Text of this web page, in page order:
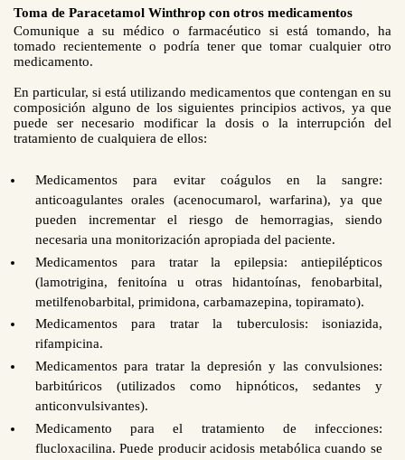
Toma de Paracetamol Winthrop con otros medicamentos
Comunique a su médico o farmacéutico si está tomando, ha
tomado recientemente o podría tener que tomar cualquier otro
medicamento.
En particular, si está utilizando medicamentos que contengan en su
composición alguno de los siguientes principios activos, ya que
puede ser necesario modificar la dosis o la interrupción del
tratamiento de cualquiera de ellos:
Medicamentos para evitar coágulos en la sangre:
anticoagulantes orales (acenocumarol, warfarina), ya que
pueden incrementar el riesgo de hemorragias, siendo
necesaria una monitorización apropiada del paciente.
Medicamentos para tratar la epilepsia: antiepilépticos
(lamotrigina, fenitoína u otras hidantoínas, fenobarbital,
metilfenobarbital, primidona, carbamazepina, topiramato).
Medicamentos para tratar la tuberculosis: isoniazida,
rifampicina.
Medicamentos para tratar la depresión y las convulsiones:
barbitúricos (utilizados como hipnóticos, sedantes y
anticonvulsivantes).
Medicamento para el tratamiento de infecciones:
flucloxacilina. Puede producir acidosis metabólica cuando se